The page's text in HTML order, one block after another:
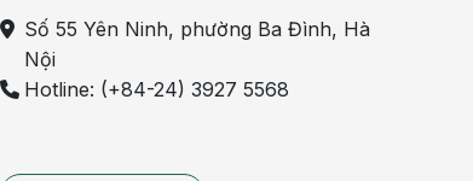
Số 55 Yên Ninh, phường Ba Đình, Hà
Nội
Hotline: (+84-24) 3927 5568